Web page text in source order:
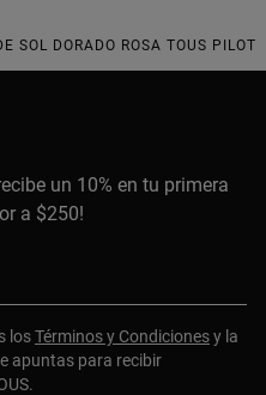
SOL DORADO ROSA TOUS PILOT
un 10% en tu primera
a $250!
losTérminos y Condicionesy la
apuntas para recibir